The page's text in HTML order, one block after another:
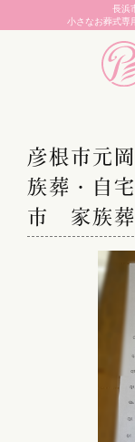
長浜
小さなお葬式専
彦根市元
族葬・自
市 家族